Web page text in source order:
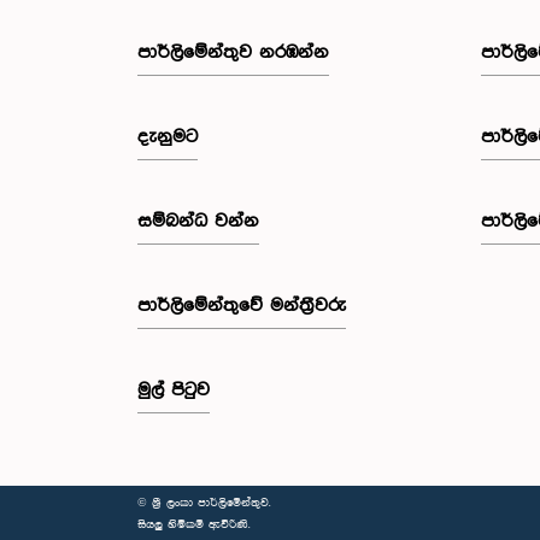
පාර්ලි‌මේන්තුව නරඹන්න
දැනුමට
සම්බන්ධ වන්න
පාර්ලි‌මේන්තුවේ මන්ත්‍රීවරු
මුල් පිටුව
© ශ්‍රී ලංකා පාර්ලි‌මේන්තුව.
සියලු හිමිකම් ඇවිරිණි.